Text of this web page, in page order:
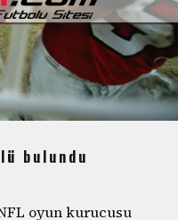
bulundu
oyun kurucusu